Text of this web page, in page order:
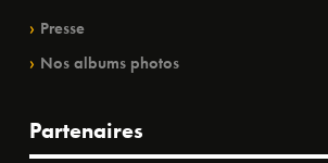
Presse
Nos albums photos
Partenaires